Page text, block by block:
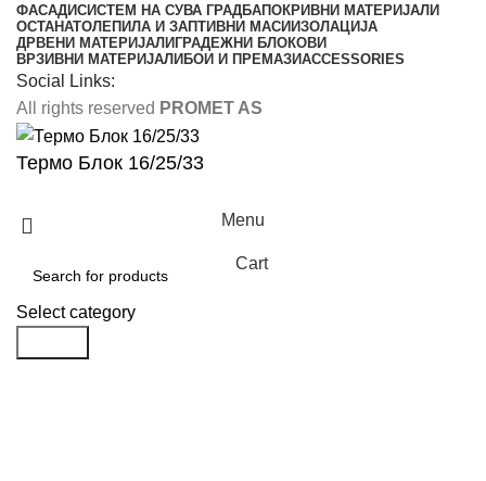
ФАСАДИСИСТЕМ НА СУВА ГРАДБАПОКРИВНИ МАТЕРИЈАЛИ
ОСТАНАТОЛЕПИЛА И ЗАПТИВНИ МАСИ ИЗОЛАЦИЈА
ДРВЕНИ МАТЕРИЈАЛИ ГРАДЕЖНИ БЛОКОВИ
ВРЗИВНИ МАТЕРИЈАЛИ БОИ И ПРЕМАЗИACCESSORIES
Social Links:
All rights reserved PROMET AS
Термо Блок 16/25/33
Select category
Menu
Cart